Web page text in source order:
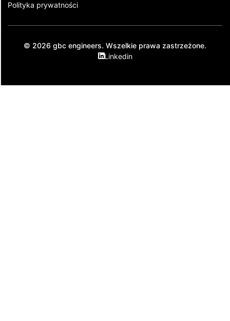
Polityka prywatności
© 2026 gbc engineers. Wszelkie prawa zastrzeżone.
Linkedin